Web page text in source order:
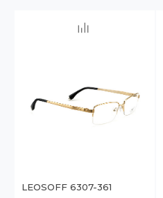
LEOSOFF 6307-361